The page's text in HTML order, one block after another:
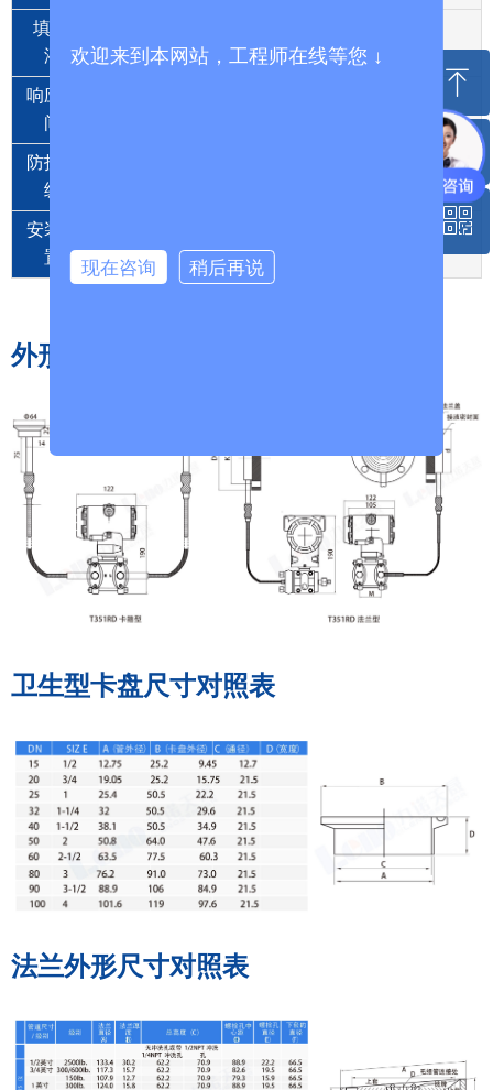
填 充
液
1：硅油 2：合成油或卫生油
响应时
间
防护等
级
安装位
置
外形尺寸
卫生型卡盘尺寸对照表
法兰外形尺寸对照表
ꁸ
回到顶部
ꂅ
400-801-8633
ꀥ
欢迎来到本网站，工程师在线等您 ↓
现在咨询 稍后再说